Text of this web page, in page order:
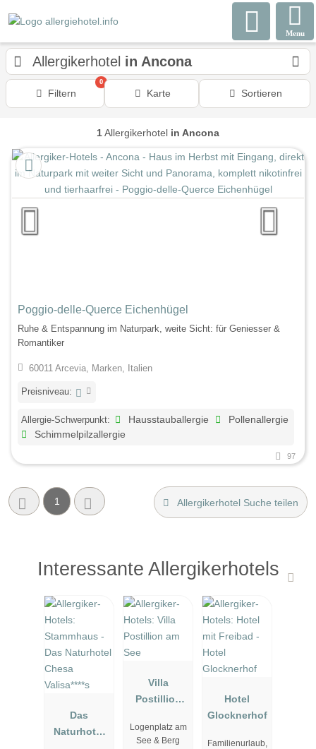
Menu
Allergikerhotel in Ancona
Filtern
0
Karte Sortieren
1Allergikerhotel in Ancona
Poggio-delle-Querce Eichenhügel
Ruhe & Entspannung im Naturpark, weite Sicht: für Geniesser &
Romantiker
60011 Arcevia, Marken, Italien
Preisniveau:
Allergie-Schwerpunkt: Hausstauballergie
Pollenallergie
Schimmelpilzallergie
97
1 Allergikerhotel Suche teilen
Interessante Allergikerhotels
Das
Naturhotel
Villa
Postillion
Logenplatz am
See & Berg
Hotel
Glocknerhof
Familienurlaub,